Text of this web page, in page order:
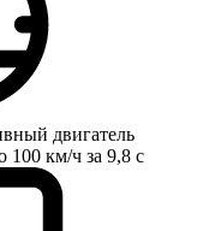
двигатель
100 км/ч за 9,8 с